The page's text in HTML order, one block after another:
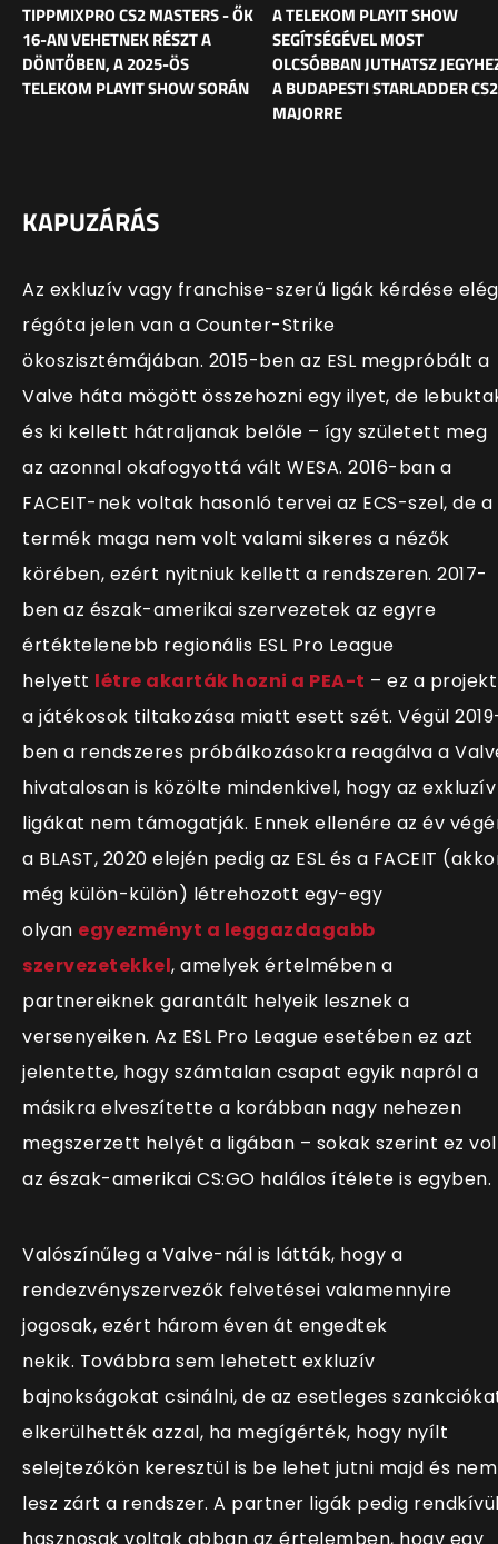
TIPPMIXPRO CS2 MASTERS - ŐK
16-AN VEHETNEK RÉSZT A
DÖNTŐBEN, A 2025-ÖS
TELEKOM PLAYIT SHOW SORÁN
A TELEKOM PLAYIT SHOW
SEGÍTSÉGÉVEL MOST
OLCSÓBBAN JUTHATSZ
A BUDAPESTI STARLADDER CS2
MAJORRE
KAPUZÁRÁS
Az exkluzív vagy franchise-szerű ligák kérdése elég
régóta jelen van a Counter-Strike
ökoszisztémájában. 2015-ben az ESL megpróbált a
Valve háta mögött összehozni egy ilyet, de
és ki kellett hátraljanak belőle – így született meg
az azonnal okafogyottá vált WESA. 2016-ban a
FACEIT-nek voltak hasonló tervei az ECS-szel, de a
termék maga nem volt valami sikeres a nézők
körében, ezért nyitniuk kellett a rendszeren. 2017-
ben az észak-amerikai szervezetek az egyre
értéktelenebb regionális ESL Pro League
helyett létre akarták hozni a PEA-t – ez a projekt
a játékosok tiltakozása miatt esett szét. Végül
ben a rendszeres próbálkozásokra reagálva a
hivatalosan is közölte mindenkivel, hogy az exkluzív
ligákat nem támogatják. Ennek ellenére az év
a BLAST, 2020 elején pedig az ESL és a FACEIT
még külön-külön) létrehozott egy-egy
olyan egyezményt a leggazdagabb
szervezetekkel, amelyek értelmében a
partnereiknek garantált helyeik lesznek a
versenyeiken. Az ESL Pro League esetében ez azt
jelentette, hogy számtalan csapat egyik napról a
másikra elveszítette a korábban nagy nehezen
megszerzett helyét a ligában – sokak szerint ez
az észak-amerikai CS:GO halálos ítélete is egyben.
Valószínűleg a Valve-nál is látták, hogy a
rendezvényszervezők felvetései valamennyire
jogosak, ezért három éven át engedtek
nekik. Továbbra sem lehetett exkluzív
bajnokságokat csinálni, de az esetleges
elkerülhették azzal, ha megígérték, hogy nyílt
selejtezőkön keresztül is be lehet jutni majd és nem
lesz zárt a rendszer. A partner ligák pedig